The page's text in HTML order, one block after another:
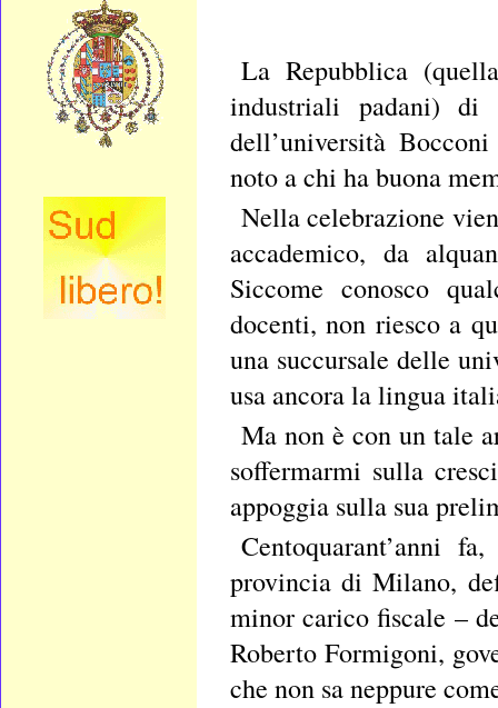
La Repubblica
industriali padani)
dell’università
noto a chi ha buona
Nella celebrazione
accademico, da
Siccome conosco
docenti, non riesco a
una succursale delle
usa ancora la lingua
Ma non è con un tale
soffermarmi sulla
appoggia sulla sua
Centoquarant’anni
provincia di Milano,
minor carico fiscale –
Roberto Formigoni,
che non sa neppure